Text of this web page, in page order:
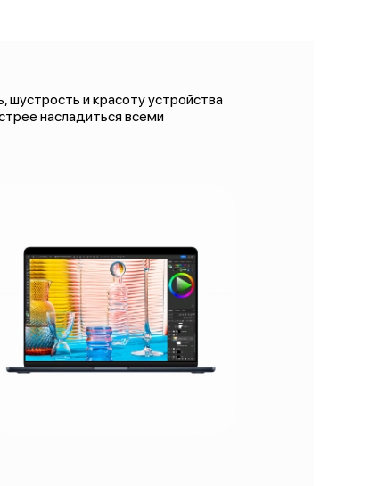
и красоту устройства
насладиться всеми